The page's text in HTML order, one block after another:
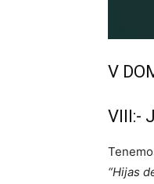
V
VIII:-
“Hijas